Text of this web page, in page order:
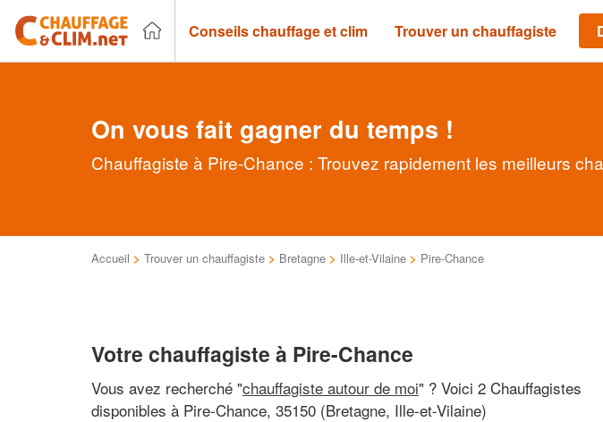
Conseils chauffage et clim Trouver un chauffagiste
On vous fait gagner du temps !
Chauffagiste à Pire-Chance : Trouvez rapidement les meilleurs
Accueil > Trouver un chauffagiste > Bretagne > Ille-et-Vilaine > Pire-Chance
Votre chauffagiste à Pire-Chance
Vous avez recherché "chauffagiste autour de moi" ? Voici 2 Chauffagistes
disponibles à Pire-Chance, 35150 (Bretagne, Ille-et-Vilaine)